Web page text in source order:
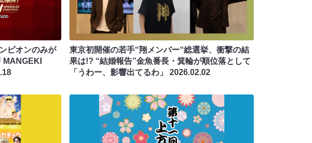
ピオンのみが
東京初開催の若手“翔メンバー“総選挙、衝撃の結
果は!? “結婚報告”金魚番長・箕輪が順位落として
「うわー、影響出てるわ」 2026.02.02